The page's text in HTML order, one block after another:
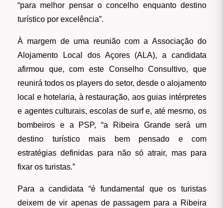
“para melhor pensar o concelho enquanto destino
turístico por excelência”.
À margem de uma reunião com a Associação do
Alojamento Local dos Açores (ALA), a candidata
afirmou que, com este Conselho Consultivo, que
reunirá todos os players do setor, desde o alojamento
local e hotelaria, à restauração, aos guias intérpretes
e agentes culturais, escolas de surf e, até mesmo, os
bombeiros e a PSP, “a Ribeira Grande será um
destino turístico mais bem pensado e com
estratégias definidas para não só atrair, mas para
fixar os turistas.”
Para a candidata “é fundamental que os turistas
deixem de vir apenas de passagem para a Ribeira